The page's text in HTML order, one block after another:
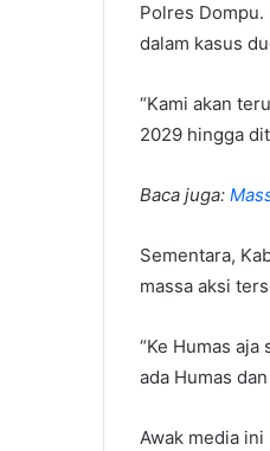
Polres Dompu.
dalam kasus
“Kami akan
2029 hingga
Baca juga:
Sementara,
massa aksi
“Ke Humas
ada Humas
Awak media